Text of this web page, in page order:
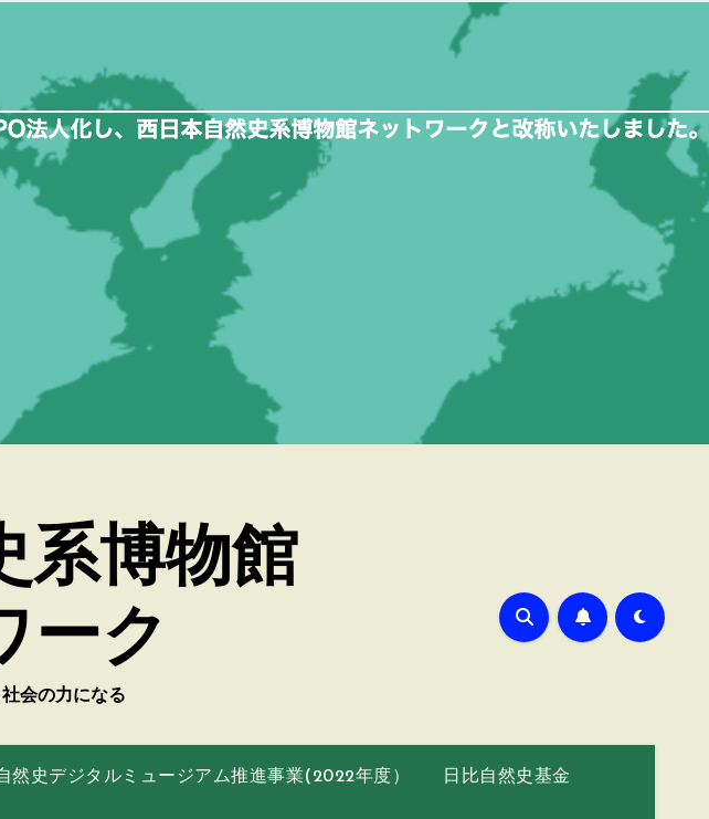
系博物館
ーク
会の力になる
然史デジタルミュージアム推進事業(2022年度） 日比自然史基金